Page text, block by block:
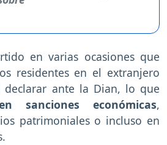
en varias ocasiones que
residentes en el extranjero
declarar ante la Dian, lo que
sanciones económicas,
patrimoniales o incluso en